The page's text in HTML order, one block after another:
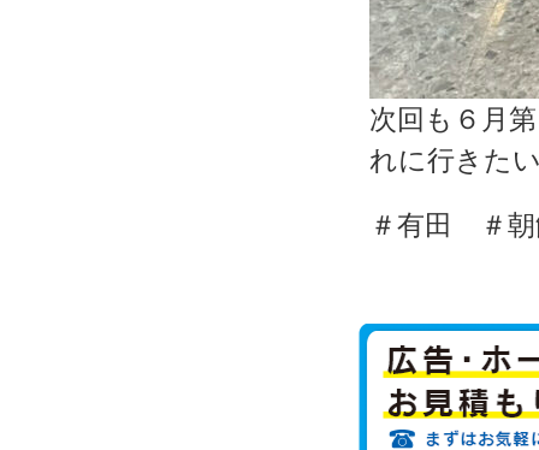
次回も６月
れに行きた
＃有田 ＃